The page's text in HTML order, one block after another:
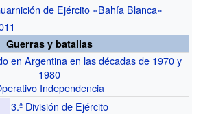
de Ejército «Bahía Blanca»
Guerras y batallas
en Argentina en las décadas de 1970 y
1980
Independencia
3.ª División de Ejército